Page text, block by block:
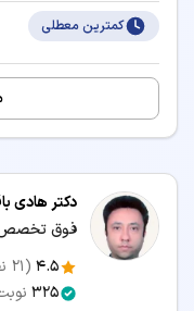
کمترین معطلی
دکتر هادی
4.5
(
21
325